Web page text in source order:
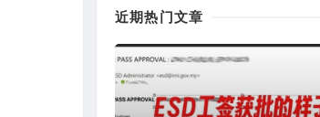
近期热门文章